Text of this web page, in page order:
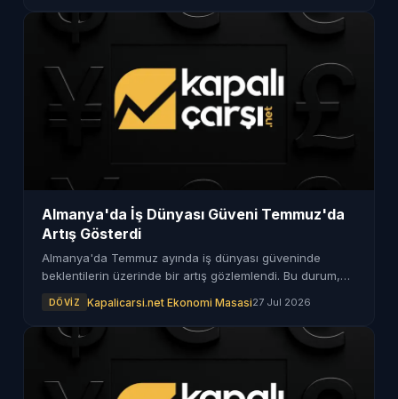
Almanya'da İş Dünyası Güveni Temmuz'da
Artış Gösterdi
Almanya'da Temmuz ayında iş dünyası güveninde
beklentilerin üzerinde bir artış gözlemlendi. Bu durum,
DÖVIZ Kapalicarsi.net Ekonomi Masasi27 Jul 2026